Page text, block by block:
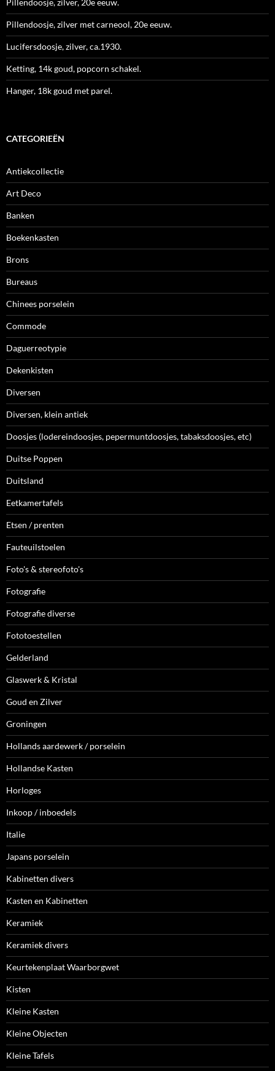
Pillendoosje, zilver met carneool, 20e eeuw.
Lucifersdoosje, zilver, ca.1930.
Ketting, 14k goud, popcorn schakel.
Hanger, 18k goud met parel.
CATEGORIEËN
Antiekcollectie
Art Deco
Banken
Boekenkasten
Brons
Bureaus
Chinees porselein
Commode
Daguerreotypie
Dekenkisten
Diversen
Diversen, klein antiek
Doosjes (lodereindoosjes, pepermuntdoosjes, tabaksdoosjes, etc)
Duitse Poppen
Duitsland
Eetkamertafels
Etsen / prenten
Fauteuilstoelen
Foto's & stereofoto's
Fotografie
Fotografie diverse
Fototoestellen
Gelderland
Glaswerk & Kristal
Goud en Zilver
Groningen
Hollands aardewerk / porselein
Hollandse Kasten
Horloges
Inkoop / inboedels
Italie
Japans porselein
Kabinetten divers
Kasten en Kabinetten
Keramiek
Keramiek divers
Keurtekenplaat Waarborgwet
Kisten
Kleine Kasten
Kleine Objecten
Kleine Tafels